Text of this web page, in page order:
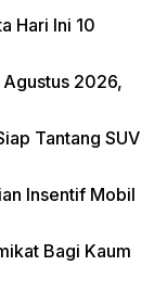
Hari Ini 10
Agustus 2026,
Tantang SUV
Insentif Mobil
Bagi Kaum